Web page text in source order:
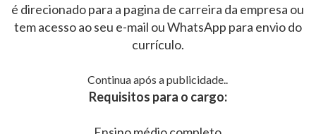
é direcionado para a pagina de carreira da empresa ou
tem acesso ao seu e-mail ou WhatsApp para envio do
currículo.
Continua após a publicidade..
Requisitos para o cargo: